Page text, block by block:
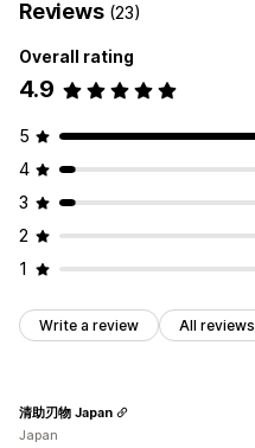
Reviews (23)
Overall rating
4.9
5
4
3
2
1
Write a review All reviews
清助刃物 Japan
Japan